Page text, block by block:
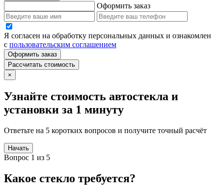
Оформить заказ
Я согласен на обработку персональных данных и ознакомлен
с пользовательским соглашением
Оформить заказ
Рассчитать стоимость
×
Узнайте стоимость автостекла и
установки за 1 минуту
Ответьте на 5 коротких вопросов и получите точный расчёт
Начать
Вопрос 1 из 5
Какое стекло требуется?